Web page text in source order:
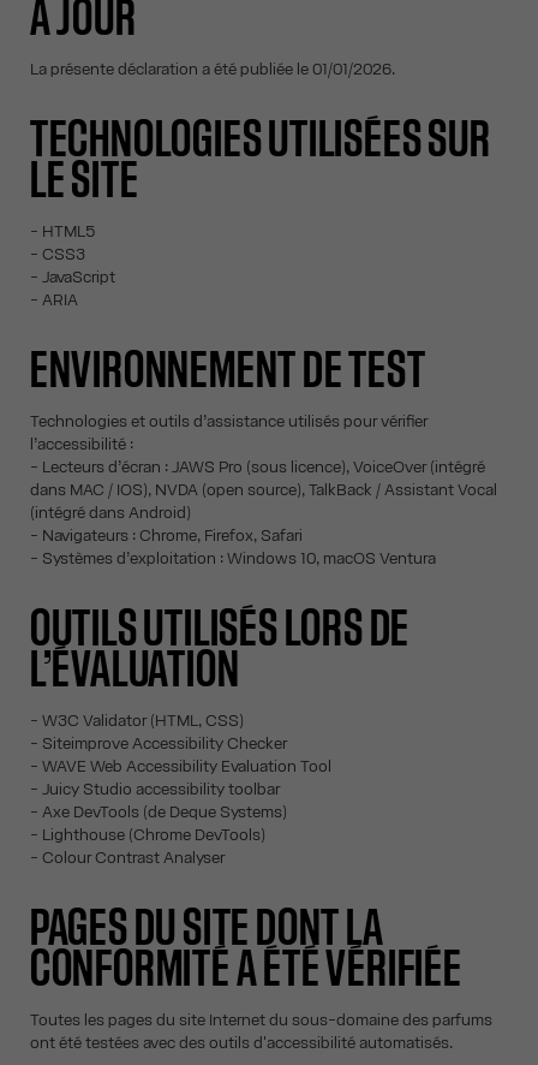
À JOUR
La présente déclaration a été publiée le 01/01/2026.
TECHNOLOGIES UTILISÉES SUR
LE SITE
- HTML5
- CSS3
- JavaScript
- ARIA
ENVIRONNEMENT DE TEST
Technologies et outils d’assistance utilisés pour vérifier
l’accessibilité :
- Lecteurs d’écran : JAWS Pro (sous licence), VoiceOver (intégré
dans MAC / IOS), NVDA (open source), TalkBack / Assistant Vocal
(intégré dans Android)
- Navigateurs : Chrome, Firefox, Safari
- Systèmes d’exploitation : Windows 10, macOS Ventura
OUTILS UTILISÉS LORS DE
L’ÉVALUATION
- W3C Validator (HTML, CSS)
- Siteimprove Accessibility Checker
- WAVE Web Accessibility Evaluation Tool
- Juicy Studio accessibility toolbar
- Axe DevTools (de Deque Systems)
- Lighthouse (Chrome DevTools)
- Colour Contrast Analyser
PAGES DU SITE DONT LA
CONFORMITÉ A ÉTÉ VÉRIFIÉE
Toutes les pages du site Internet du sous-domaine des parfums
ont été testées avec des outils d'accessibilité automatisés.